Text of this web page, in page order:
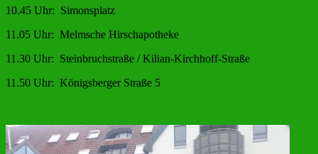
10.45 Uhr: Simonsplatz
11.05 Uhr: Melmsche Hirschapotheke
11.30 Uhr: Steinbruchstraße / Kilian-Kirchhoff-Straße
11.50 Uhr: Königsberger Straße 5